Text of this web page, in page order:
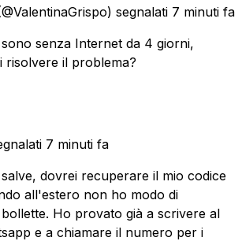
segnalati 7 minuti fa
senza Internet da 4 giorni,
risolvere il problema?
7 minuti fa
dovrei recuperare il mio codice
all'estero non ho modo di
Ho provato già a scrivere al
e a chiamare il numero per i